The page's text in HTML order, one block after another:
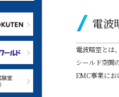
電波
電波暗室とは
シールド空間
EMC事業にお